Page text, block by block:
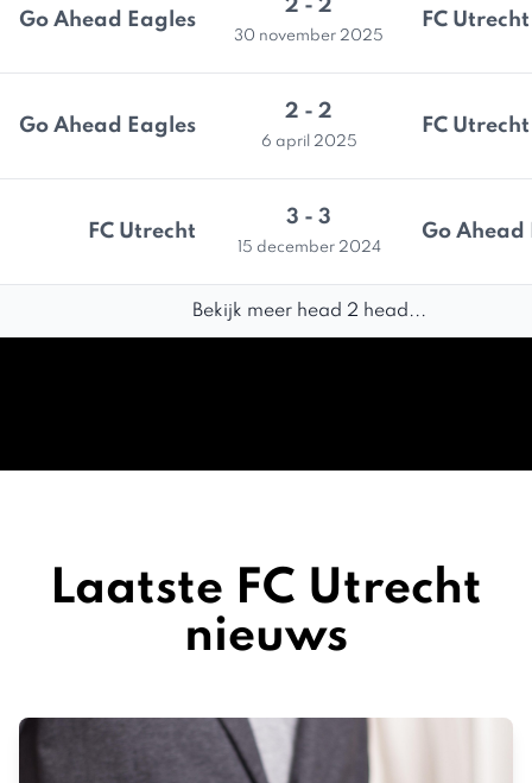
Go Ahead Eagles
2 - 2
30 november 2025
FC Utrecht
Go Ahead Eagles
2 - 2
6 april 2025
FC Utrecht
FC Utrecht
3 - 3
15 december 2024
Go Ahead
Bekijk meer head 2 head...
Laatste FC Utrecht
nieuws